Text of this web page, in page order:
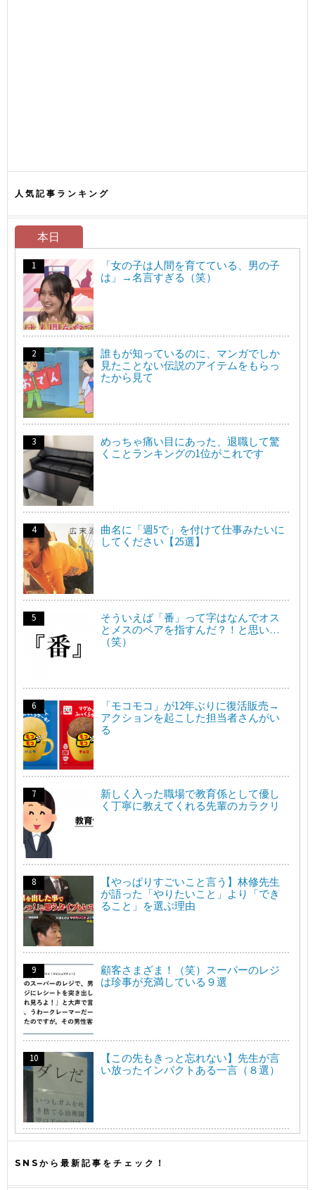
人気記事ランキング
本日
「女の子は人間を育てている、男の子
は」→名言すぎる（笑）
誰もが知っているのに、マンガでしか
見たことない伝説のアイテムをもらっ
たから見て
めっちゃ痛い目にあった、退職して驚
くことランキングの1位がこれです
曲名に「週5で」を付けて仕事みたいに
してください【25選】
そういえば「番」って字はなんでオス
とメスのペアを指すんだ？！と思い…
（笑）
「モコモコ」が12年ぶりに復活販売→
アクションを起こした担当者さんがい
る
新しく入った職場で教育係として優し
く丁寧に教えてくれる先輩のカラクリ
【やっぱりすごいこと言う】林修先生
が語った「やりたいこと」より「でき
ること」を選ぶ理由
顧客さまざま！（笑）スーパーのレジ
は珍事が充満している９選
【この先もきっと忘れない】先生が言
い放ったインパクトある一言（８選）
SNSから最新記事をチェック！